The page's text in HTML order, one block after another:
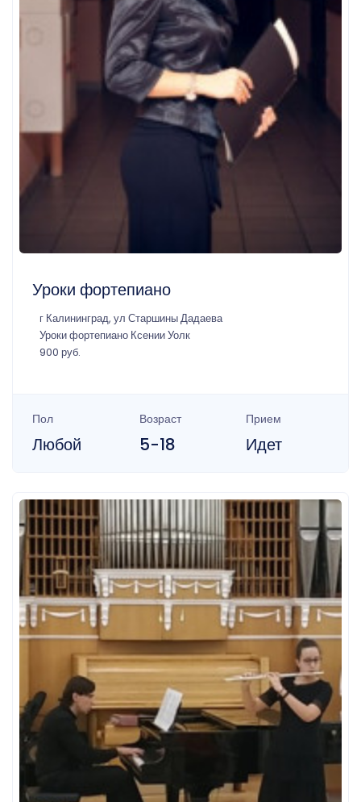
Уроки фортепиано
г Калининград, ул Старшины Дадаева
Уроки фортепиано Ксении Уолк
900 руб.
Пол
Любой
Возраст
5-18
Прием
Идет